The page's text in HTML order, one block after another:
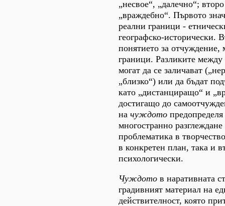
„несвое“, „далечно“;
„враждебно“. Първото
реални граници -
географско-исторически.
понятието за
граници. Разликите между
могат да се заличават
„близко“) или да бъдат
като „дистанциращо“ и
достигащо до
на чуждото
многостранно разглеждане
проблематика в
в конкретен план, така и
психологически.
Чуждото в наративната
градивният материал на
действителност, която